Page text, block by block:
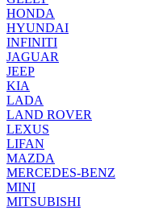
HONDA
HYUNDAI
INFINITI
JAGUAR
JEEP
KIA
LADA
LAND ROVER
LEXUS
LIFAN
MAZDA
MERCEDES-BENZ
MINI
MITSUBISHI